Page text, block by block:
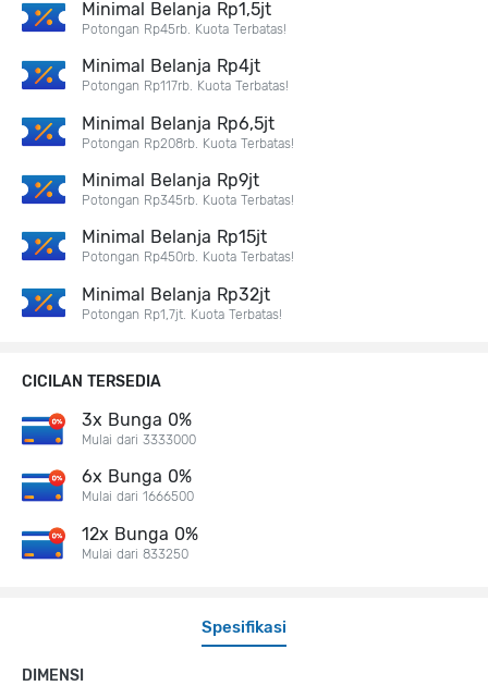
Spesifikasi
DIMENSI
Minimal Belanja Rp1,5jt
Potongan Rp45rb. Kuota Terbatas!
Minimal Belanja Rp4jt
Potongan Rp117rb. Kuota Terbatas!
Minimal Belanja Rp6,5jt
Potongan Rp208rb. Kuota Terbatas!
Minimal Belanja Rp9jt
Potongan Rp345rb. Kuota Terbatas!
Minimal Belanja Rp15jt
Potongan Rp450rb. Kuota Terbatas!
Minimal Belanja Rp32jt
Potongan Rp1,7jt. Kuota Terbatas!
CICILAN TERSEDIA
3x Bunga 0%
Mulai dari 3333000
6x Bunga 0%
Mulai dari 1666500
12x Bunga 0%
Mulai dari 833250